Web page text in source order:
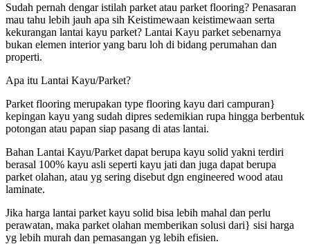
Sudah pernah dengar istilah parket atau parket flooring? Penasaran
mau tahu lebih jauh apa sih Keistimewaan keistimewaan serta
kekurangan lantai kayu parket? Lantai Kayu parket sebenarnya
bukan elemen interior yang baru loh di bidang perumahan dan
properti.
Apa itu Lantai Kayu/Parket?
Parket flooring merupakan type flooring kayu dari campuran}
kepingan kayu yang sudah dipres sedemikian rupa hingga berbentuk
potongan atau papan siap pasang di atas lantai.
Bahan Lantai Kayu/Parket dapat berupa kayu solid yakni terdiri
berasal 100% kayu asli seperti kayu jati dan juga dapat berupa
parket olahan, atau yg sering disebut dgn engineered wood atau
laminate.
Jika harga lantai parket kayu solid bisa lebih mahal dan perlu
perawatan, maka parket olahan memberikan solusi dari} sisi harga
yg lebih murah dan pemasangan yg lebih efisien.